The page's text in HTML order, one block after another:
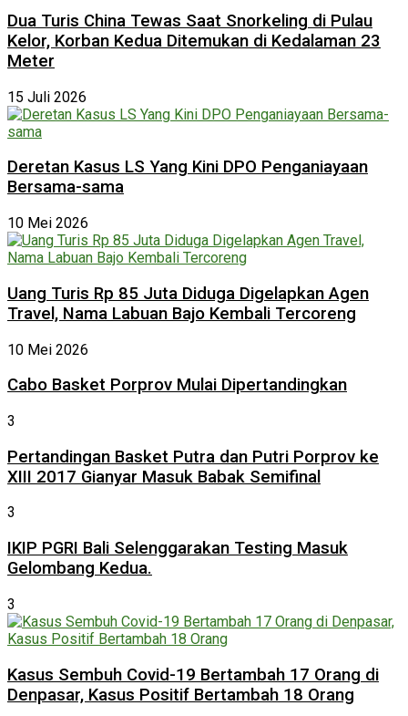
Dua Turis China Tewas Saat Snorkeling di Pulau
Kelor, Korban Kedua Ditemukan di Kedalaman 23
Meter
15 Juli 2026
Deretan Kasus LS Yang Kini DPO Penganiayaan
Bersama-sama
10 Mei 2026
Uang Turis Rp 85 Juta Diduga Digelapkan Agen
Travel, Nama Labuan Bajo Kembali Tercoreng
10 Mei 2026
Cabo Basket Porprov Mulai Dipertandingkan
3
Pertandingan Basket Putra dan Putri Porprov ke
XIII 2017 Gianyar Masuk Babak Semifinal
3
IKIP PGRI Bali Selenggarakan Testing Masuk
Gelombang Kedua.
3
Kasus Sembuh Covid-19 Bertambah 17 Orang di
Denpasar, Kasus Positif Bertambah 18 Orang